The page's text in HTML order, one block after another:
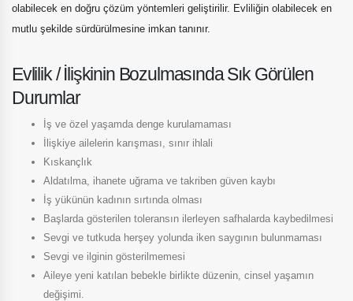
olabilecek en doğru çözüm yöntemleri geliştirilir. Evliliğin olabilecek en
mutlu şekilde sürdürülmesine imkan tanınır.
Evlilik / İlişkinin Bozulmasında Sık Görülen
Durumlar
İş ve özel yaşamda denge kurulamaması
İlişkiye ailelerin karışması, sınır ihlali
Kıskançlık
Aldatılma, ihanete uğrama ve takriben güven kaybı
İş yükünün kadının sırtında olması
Başlarda gösterilen toleransın ilerleyen safhalarda kaybedilmesi
Sevgi ve tutkuda herşey yolunda iken saygının bulunmaması
Sevgi ve ilginin gösterilmemesi
Aileye yeni katılan bebekle birlikte düzenin, cinsel yaşamın
değişimi.